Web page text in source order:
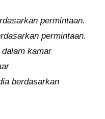
permintaan.
permintaan.
kamar
berdasarkan